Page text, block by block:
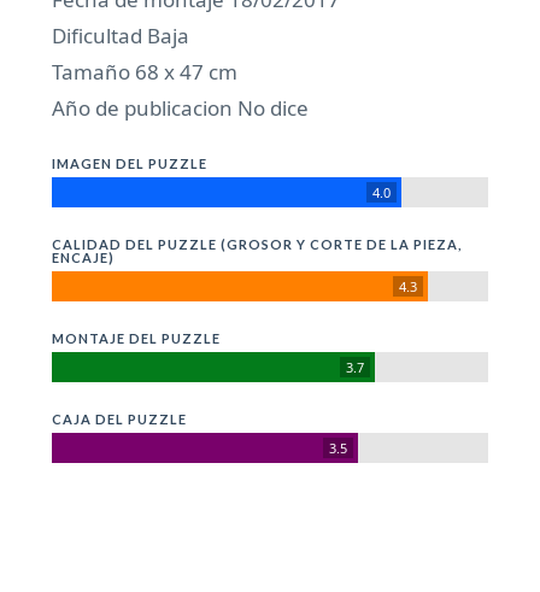
Dificultad Baja
Tamaño 68 x 47 cm
Año de publicacion No dice
IMAGEN DEL PUZZLE
4.0
CALIDAD DEL PUZZLE (GROSOR Y CORTE DE LA PIEZA,
ENCAJE)
4.3
MONTAJE DEL PUZZLE
3.7
CAJA DEL PUZZLE
3.5